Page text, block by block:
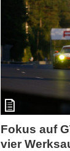
Fokus auf
vier